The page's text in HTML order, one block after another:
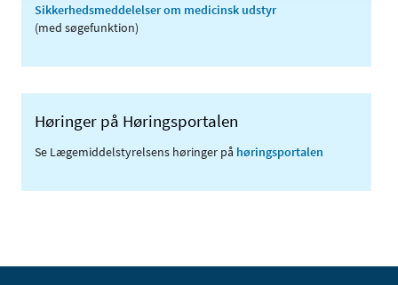
Sikkerhedsmeddelelser om medicinsk udstyr
(med søgefunktion)
Høringer på Høringsportalen
Se Lægemiddelstyrelsens høringer på høringsportalen